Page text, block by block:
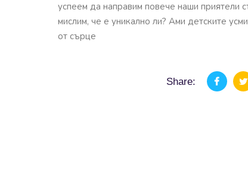
успеем да направим повече наши приятели
мислим, че е уникално ли? Ами детските
от сърце
Share: